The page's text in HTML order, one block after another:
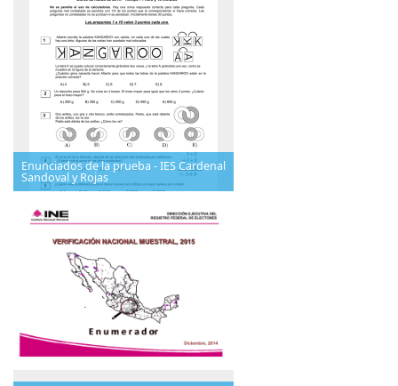
Enunciados de la prueba - IES Cardenal
Sandoval y Rojas